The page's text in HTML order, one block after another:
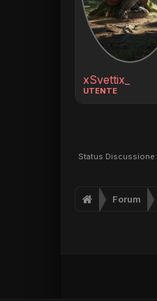
xSvettix_
UTENTE
Status Discussione:
Forum